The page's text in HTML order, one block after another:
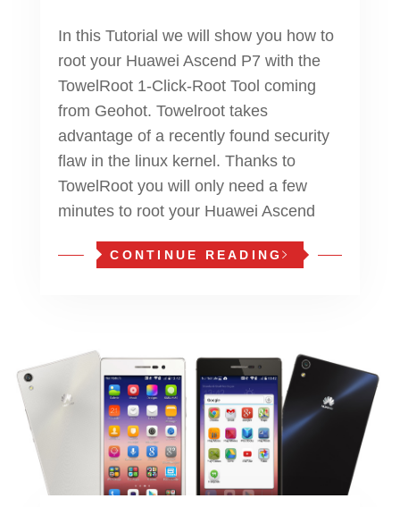
In this Tutorial we will show you how to
root your Huawei Ascend P7 with the
TowelRoot 1-Click-Root Tool coming
from Geohot. Towelroot takes
advantage of a recently found security
flaw in the linux kernel. Thanks to
TowelRoot you will only need a few
minutes to root your Huawei Ascend
CONTINUE READING